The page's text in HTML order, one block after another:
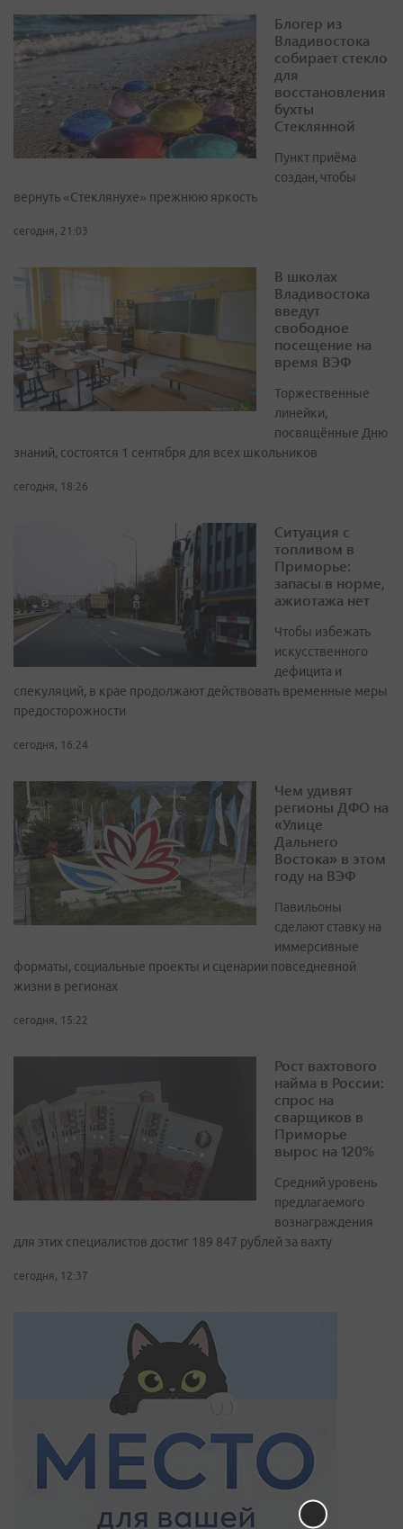
Блогер из
Владивостока
собирает стекло
для
восстановления
бухты
Стеклянной
Пункт приёма
создан, чтобы
вернуть «Стеклянухе» прежнюю яркость
сегодня, 21:03
В школах
Владивостока
введут
свободное
посещение на
время ВЭФ
Торжественные
линейки,
посвящённые Дню
знаний, состоятся 1 сентября для всех школьников
сегодня, 18:26
Ситуация с
топливом в
Приморье:
запасы в норме,
ажиотажа нет
Чтобы избежать
искусственного
дефицита и
спекуляций, в крае продолжают действовать временные меры
предосторожности
сегодня, 16:24
Чем удивят
регионы ДФО на
«Улице
Дальнего
Востока» в этом
году на ВЭФ
Павильоны
сделают ставку на
иммерсивные
форматы, социальные проекты и сценарии повседневной
жизни в регионах
сегодня, 15:22
Рост вахтового
найма в России:
спрос на
сварщиков в
Приморье
вырос на 120%
Средний уровень
предлагаемого
вознаграждения
для этих специалистов достиг 189 847 рублей за вахту
сегодня, 12:37